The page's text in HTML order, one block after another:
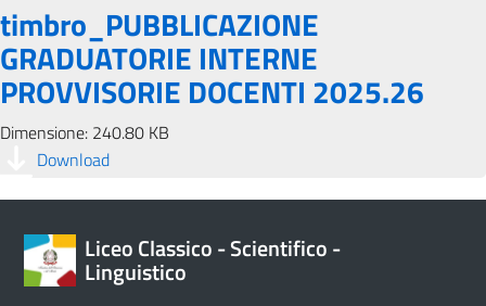
timbro_PUBBLICAZIONE
GRADUATORIE INTERNE
PROVVISORIE DOCENTI 2025.26
Dimensione: 240.80 KB
Download
Liceo Classico - Scientifico -
Linguistico